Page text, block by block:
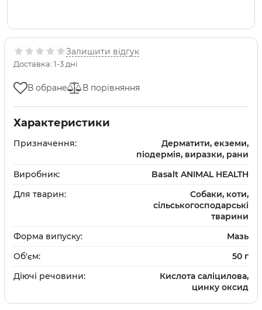
Залишити відгук
Доставка: 1-3 дні
В обране В порівняння
Характеристики
Призначення:
Дерматити, екземи,
піодермія, виразки, рани
Виробник:
Basalt ANIMAL HEALTH
Для тварин:
Собаки, коти,
сільськогосподарські
тварини
Форма випуску:
Мазь
Об'єм:
50 г
Діючі речовини:
Кислота саліцилова,
цинку оксид